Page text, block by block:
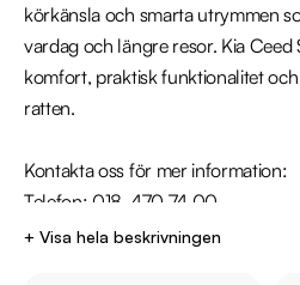
körkänsla och smarta utrymmen
vardag och längre resor. Kia
komfort, praktisk funktionalitet
ratten.
Kontakta oss för mer information:
Telefon: 018-470 74 00
Mail: uppsala@riddermarkbil.se
+ Visa hela beskrivningen